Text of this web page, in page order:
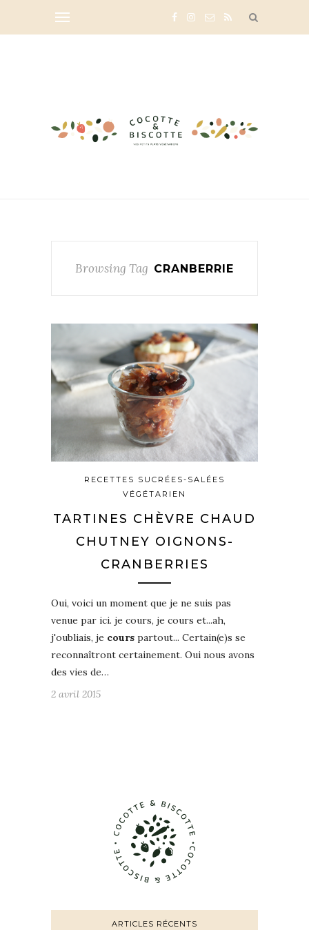
Browsing Tag CRANBERRIE
RECETTES SUCRÉES-SALÉES
VÉGÉTARIEN
TARTINES CHÈVRE CHAUD
CHUTNEY OIGNONS-
CRANBERRIES
Oui, voici un moment que je ne suis pas
venue par ici. je cours, je cours et...ah,
j'oubliais, je cours partout... Certain(e)s se
reconnaîtront certainement. Oui nous avons
des vies de…
2 avril 2015
ARTICLES RÉCENTS